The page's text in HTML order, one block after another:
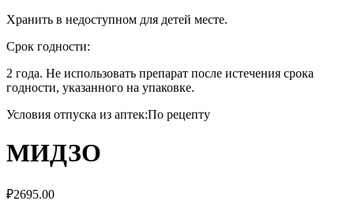
Хранить в недоступном для детей месте.
Срок годности:
2 года. Не использовать препарат после истечения срока
годности, указанного на упаковке.
Условия отпуска из аптек:По рецепту
МИДЗО
₽2695.00